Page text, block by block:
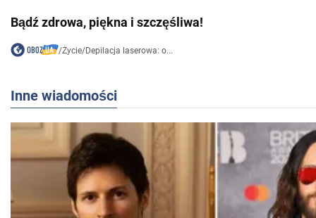
Bądź zdrowa, piękna i szczęśliwa!
/Życie/Depilacja laserowa: o...
Inne wiadomości